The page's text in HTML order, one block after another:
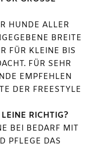
HUNDE ALLER
BREITE V
KLEINE BIS M
FÜR SEHR GR
WIR
FREESTYLE LEI
RICHTIG?
BEI BEDARF MIT
PFLEGE DAS